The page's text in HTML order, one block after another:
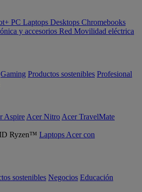
PC Laptops Desktops Chromebooks
y accesorios Red Movilidad eléctrica
Gaming Productos sostenibles Profesional
Aspire Acer Nitro Acer TravelMate
Laptops Acer con
sostenibles Negocios Educación